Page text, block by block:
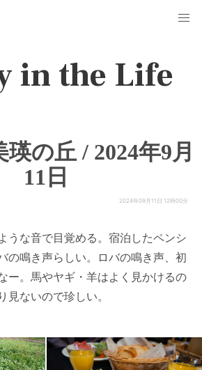
in the Life
の丘 / 2024年9月
11日
2024年09月11日 12時00分
うな音で目覚める。宿泊したペンシ
の鳴き声らしい。ロバの鳴き声、初
ー。馬やヤギ・羊はよく見かけるの
見ないので珍しい。